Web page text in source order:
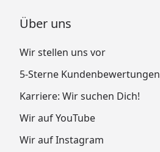
Über uns
Wir stellen uns vor
5-Sterne Kundenbewertungen
Karriere: Wir suchen Dich!
Wir auf YouTube
Wir auf Instagram